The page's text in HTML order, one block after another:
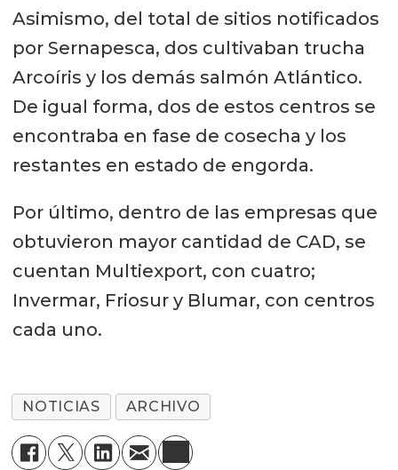
Asimismo, del total de sitios notificados
por Sernapesca, dos cultivaban trucha
Arcoíris y los demás salmón Atlántico.
De igual forma, dos de estos centros se
encontraba en fase de cosecha y los
restantes en estado de engorda.
Por último, dentro de las empresas que
obtuvieron mayor cantidad de CAD, se
cuentan Multiexport, con cuatro;
Invermar, Friosur y Blumar, con centros
cada uno.
NOTICIAS ARCHIVO